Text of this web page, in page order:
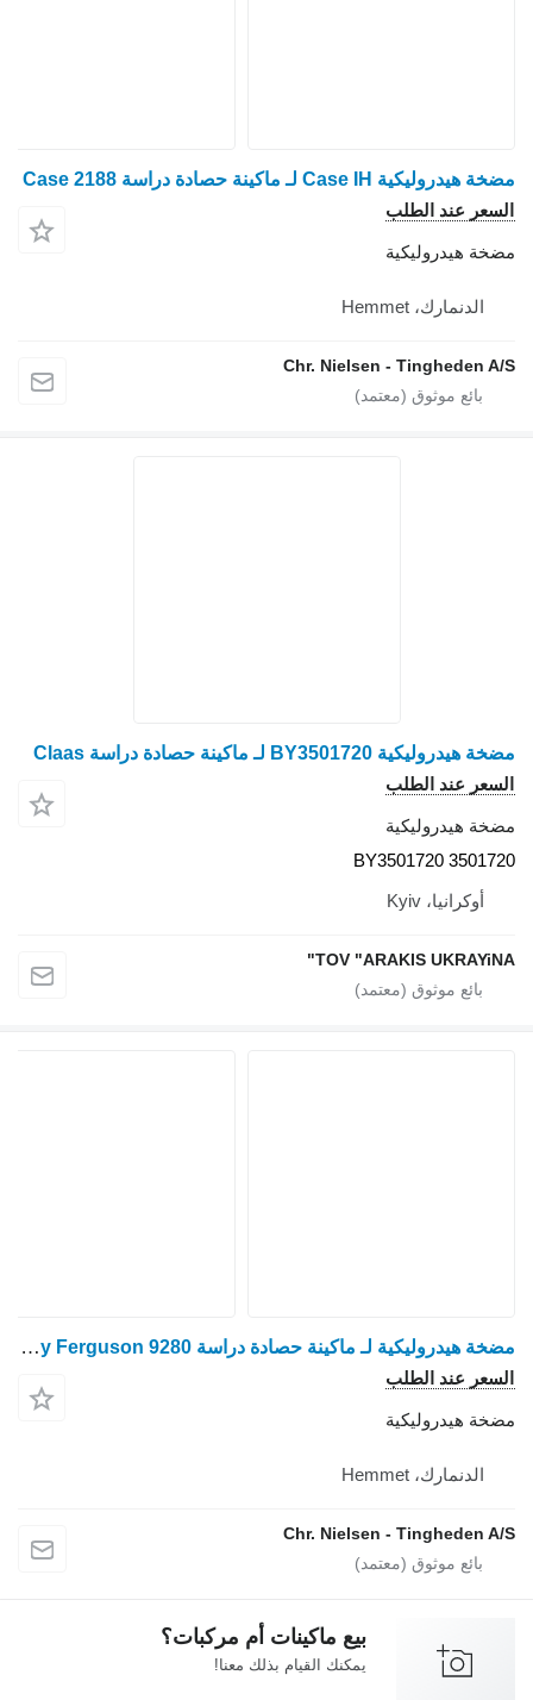
مضخة هيدروليكية Case IH لـ ماكينة حصادة دراسة Case 2188
السعر عند الطلب
مضخة هيدروليكية
الدنمارك، Hemmet
Chr. Nielsen - Tingheden A/S
مضخة هيدروليكية BY3501720 لـ ماكينة حصادة دراسة Claas
السعر عند الطلب
مضخة هيدروليكية
BY3501720 3501720
أوكرانيا، Kyiv
TOV "ARAKIS UKRAYiNA"
مضخة هيدروليكية لـ ماكينة حصادة دراسة Massey Ferguson 9280
السعر عند الطلب
مضخة هيدروليكية
الدنمارك، Hemmet
Chr. Nielsen - Tingheden A/S
بيع ماكينات أم مركبات؟
يمكنك القيام بذلك معنا!